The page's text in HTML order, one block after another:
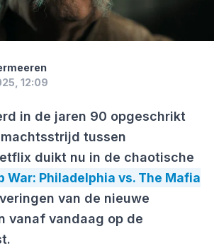
12:09
in de jaren 90 opgeschrikt
tussen
duikt nu in de chaotische
War: Philadelphia vs. The Mafia
van de nieuwe
vanaf vandaag op de